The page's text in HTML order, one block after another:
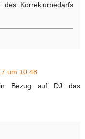
des Korrekturbedarfs
um 10:48
Bezug auf DJ das